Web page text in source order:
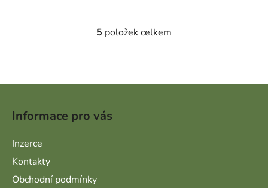
Ovládací prvky výpisu
5 položek celkem
Informace pro vás
Inzerce
Kontakty
Obchodní podmínky